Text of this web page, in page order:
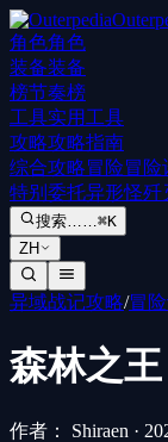
角色角色
装备装备
榜节奏榜
工具实用工具
攻略攻略指南
综合攻略冒险冒险
特别委托异形怪歼
搜索……⌘K
ZH
异域战记攻略/冒
森林之王
作者： Shiraen ·